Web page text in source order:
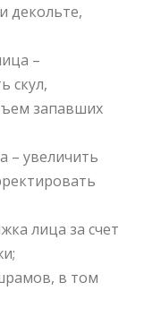
декольте,
–
скул,
запавших
– увеличить
лица за счет
в том